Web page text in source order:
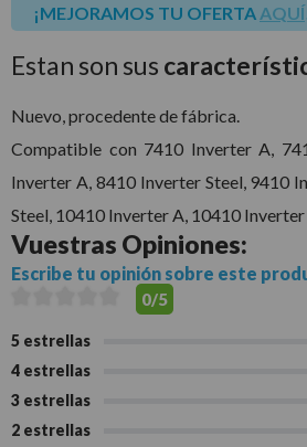
¡MEJORAMOS TU OFERTA AQUÍ
Estan son sus
Nuevo, procedente de fábrica.
Compatible con 7410 Inverter A,
Inverter A, 8410 Inverter Steel, 9410
Steel, 10410 Inverter A, 10410 Inverter
Vuestras Opiniones:
Escribe tu opinión sobre este
0/5
5 estrellas
4 estrellas
3 estrellas
2 estrellas